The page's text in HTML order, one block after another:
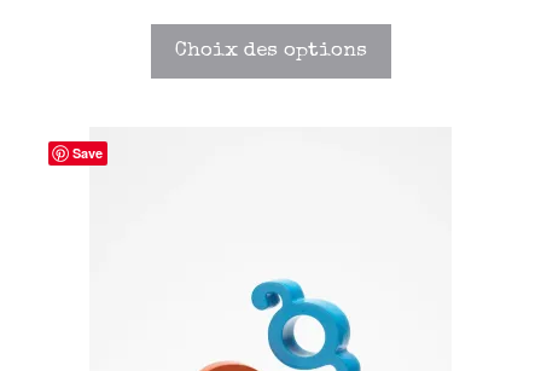
Choix des options
Save